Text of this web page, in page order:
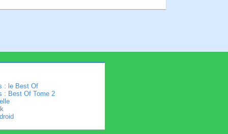
: le Best Of
: Best Of Tome 2